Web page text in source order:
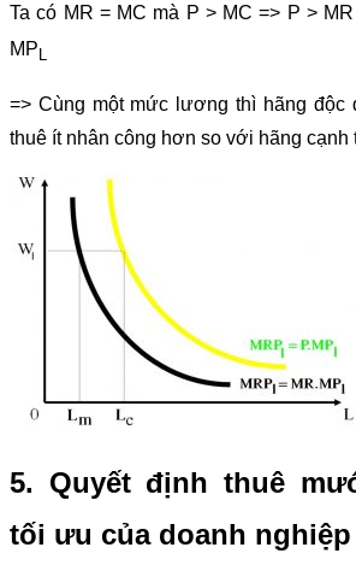
Ta có MR = MC mà P > MC => P >
MP
=> Cùng một mức lương thì hãng độc
thuê ít nhân công hơn so với hãng cạnh
5. Quyết định thuê
tối ưu của doanh nghiệp